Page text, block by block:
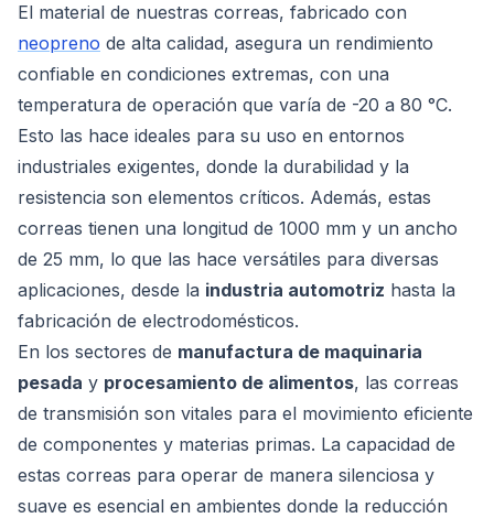
El material de nuestras correas, fabricado con
neopreno de alta calidad, asegura un rendimiento
confiable en condiciones extremas, con una
temperatura de operación que varía de -20 a 80 °C.
Esto las hace ideales para su uso en entornos
industriales exigentes, donde la durabilidad y la
resistencia son elementos críticos. Además, estas
correas tienen una longitud de 1000 mm y un ancho
de 25 mm, lo que las hace versátiles para diversas
aplicaciones, desde la industria automotriz hasta la
fabricación de electrodomésticos.
En los sectores de manufactura de maquinaria
pesada y procesamiento de alimentos, las correas
de transmisión son vitales para el movimiento eficiente
de componentes y materias primas. La capacidad de
estas correas para operar de manera silenciosa y
suave es esencial en ambientes donde la reducción